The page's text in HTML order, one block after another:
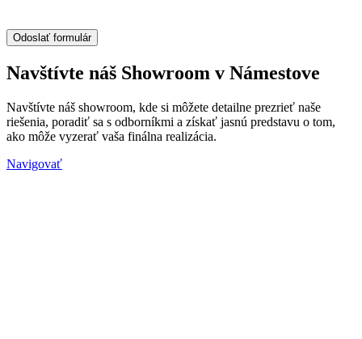
Navštívte náš Showroom v Námestove
Navštívte náš showroom, kde si môžete detailne prezrieť naše
riešenia, poradiť sa s odborníkmi a získať jasnú predstavu o tom,
ako môže vyzerať vaša finálna realizácia.
Navigovať